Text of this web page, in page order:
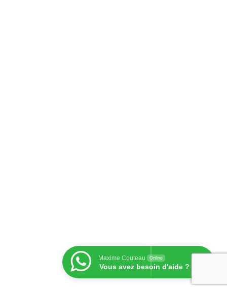
Maxime Couteau Online
Vous avez besoin d'aide ?